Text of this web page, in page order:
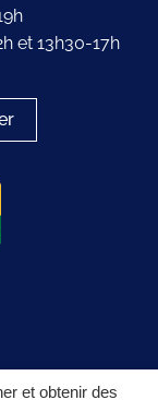
et obtenir des
et 13h30-17h
Logo du label